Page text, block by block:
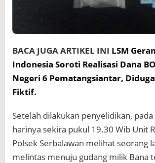
BACA JUGA ARTIKEL INI LSM
Indonesia Soroti Realisasi Dana
Negeri 6 Pematangsiantar,
Fiktif.
Setelah dilakukan penyelidikan,
harinya sekira pukul 19.30 Wib Unit
Polsek Serbalawan melihat seorang
melintas menuju gudang milik Bana